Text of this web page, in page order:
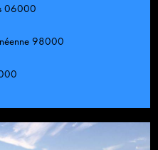
06000
98000